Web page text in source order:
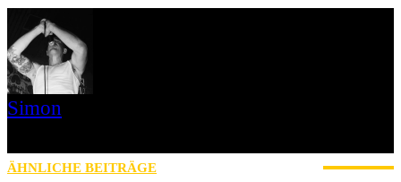
Simon
ÄHNLICHE BEITRÄGE